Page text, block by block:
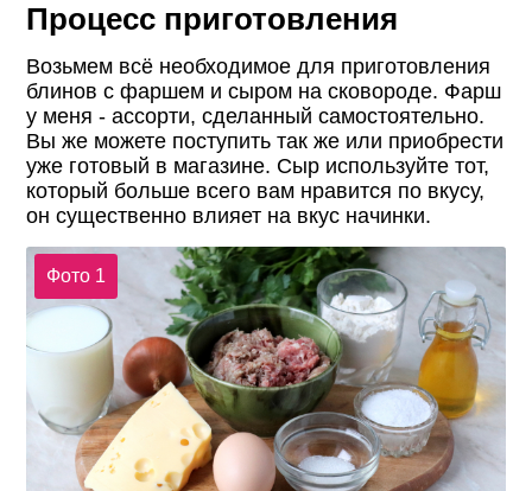
Процесс приготовления
Возьмем всё необходимое для приготовления
блинов с фаршем и сыром на сковороде. Фарш
у меня - ассорти, сделанный самостоятельно.
Вы же можете поступить так же или приобрести
уже готовый в магазине. Сыр используйте тот,
который больше всего вам нравится по вкусу,
он существенно влияет на вкус начинки.
Фото 1